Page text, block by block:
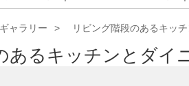
ャラリー リビング階段のあるキッ
あるキッチンとダイ